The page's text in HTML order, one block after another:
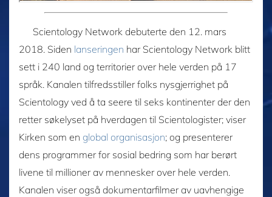
Scientology Network debuterte den 12. mars
2018. Siden lanseringen har Scientology Network blitt
sett i 240 land og territorier over hele verden på 17
språk. Kanalen tilfredsstiller folks nysgjerrighet på
Scientology ved å ta seere til seks kontinenter der den
retter søkelyset på hverdagen til Scientologister; viser
Kirken som en global organisasjon; og presenterer
dens programmer for sosial bedring som har berørt
livene til millioner av mennesker over hele verden.
Kanalen viser også dokumentarfilmer av uavhengige